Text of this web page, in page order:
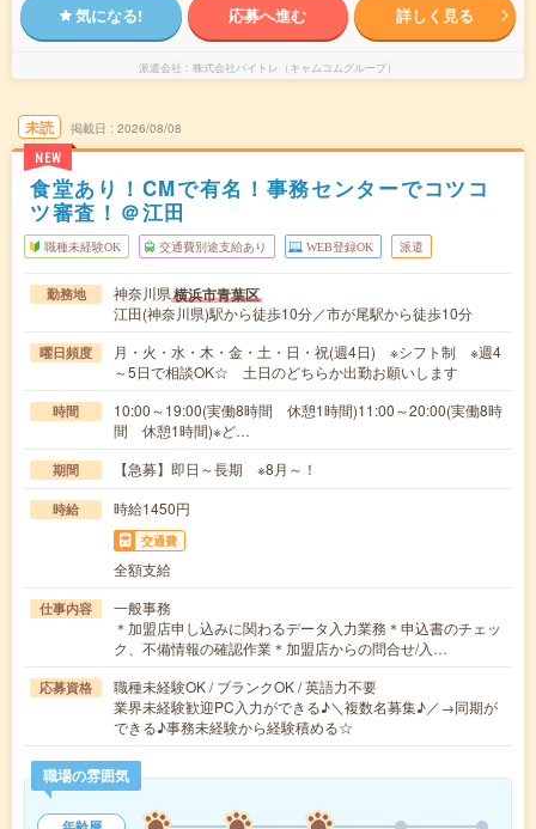
気になる! 応募へ進む 詳しく見る
派遣会社 株式会社バイトレ（キャムコムグループ）
未読
NEW
掲載日 2026/08/08
食堂あり！CMで有名！事務センターでコツコ
ツ審査！＠江田
職種未経験OK 交通費別途支給あり WEB登録OK 派遣
勤務地 神奈川県横浜市青葉区
江田(神奈川県)駅から徒歩10分／市が尾駅から徒歩10分
曜日頻度
月・火・水・木・金・土・日・祝(週4日) ※シフト制 ※週4
～5日で相談OK☆ 土日のどちらか出勤お願いします
時間
10:00～19:00(実働8時間 休憩1時間)11:00～20:00(実働8時
間 休憩1時間)※ど…
期間 【急募】即日～長期 ※8月～！
時給 時給1450円
交通費
全額支給
仕事内容
一般事務
＊加盟店申し込みに関わるデータ入力業務＊申込書のチェッ
ク、不備情報の確認作業＊加盟店からの問合せ/入…
応募資格
職種未経験OK / ブランクOK / 英語力不要
業界未経験歓迎PC入力ができる♪＼複数名募集♪／→同期が
できる♪事務未経験から経験積める☆
職場の雰囲気